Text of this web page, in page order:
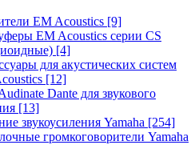
EM Acoustics [9]
EM Acoustics серии CS
[4]
для акустических систем
[12]
Dante для звукового
[13]
звукоусиления Yamaha [254]
громкоговорители Yamaha